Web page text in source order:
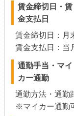
賃金締切日・賃
金支払日
賃金締切日：月
賃金支払日：当
通勤手当・マイ
カー通勤
通勤方法・通勤
※マイカー通勤